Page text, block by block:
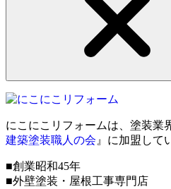
にこにこリフォームは、塗装業
建築塗装職人の会 』に加盟して
■創業昭和45年
■外壁塗装・屋根工事専門店